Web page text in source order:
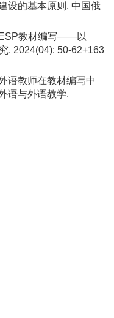
设的基本原则. 中国俄
教材编写——以
. 2024(04): 50-62+163
语教师在教材编写中
语与外语教学.